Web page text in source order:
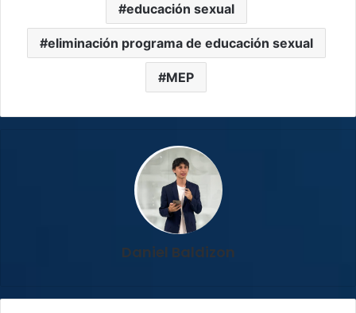
educación sexual
eliminación programa de educación sexual
MEP
Daniel Baldizon